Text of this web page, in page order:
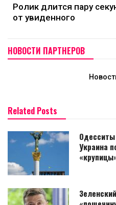
Ролик длится пару
от увиденного
НОВОСТИ ПАРТНЕРОВ
Related Posts
Одесситы
Украина